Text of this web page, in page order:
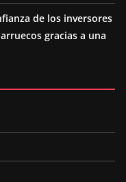
de los inversores
gracias a una